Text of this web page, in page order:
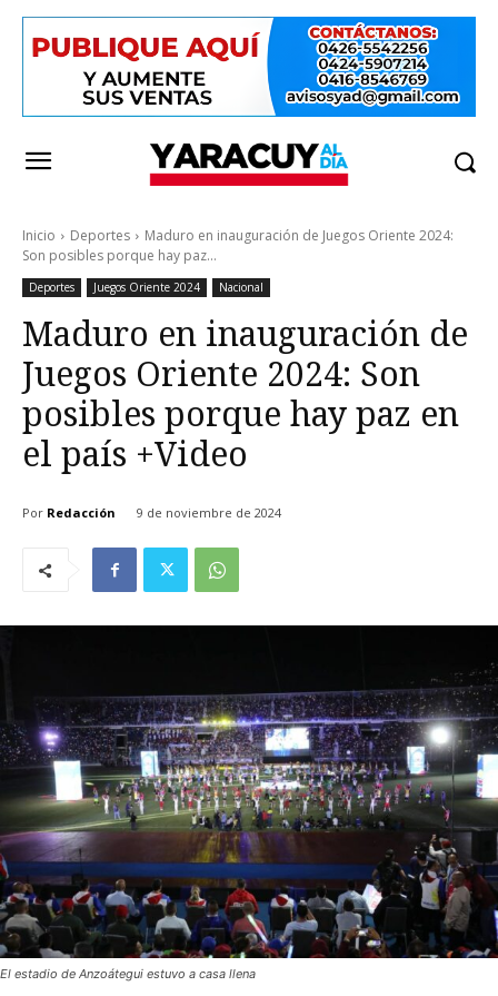
Inicio Deportes
Maduro en inauguración de Juegos Oriente 2024:
Son posibles porque hay paz...
Deportes Juegos Oriente 2024 Nacional
Maduro en inauguración de
Juegos Oriente 2024: Son
posibles porque hay paz en
el país +Video
Por Redacción 9 de noviembre de 2024
El estadio de Anzoátegui estuvo a casa llena